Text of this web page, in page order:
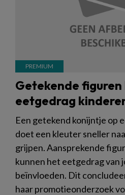
Getekende
eetgedrag
Een getekend konijntje op
doet een kleuter sneller
grijpen. Aansprekende
kunnen het eetgedrag van
beïnvloeden. Dit
haar promotieonderzoek